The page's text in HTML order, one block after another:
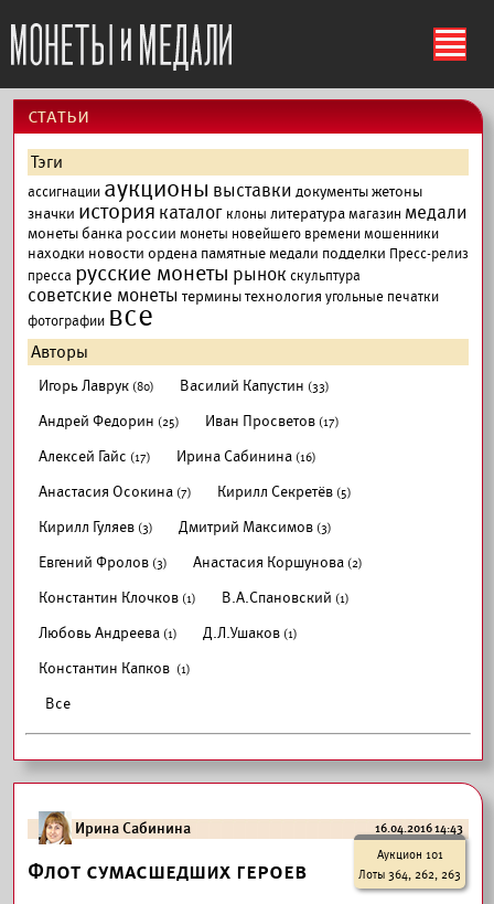
ś
cтатьи
Тэги
ассигнации аукционы выставки документыжетоны
значки история каталог клоны литературамагазин медали
монеты банка россии монеты новейшего временимошенники
находки новости ордена памятные медали подделки Пресс-релиз
пресса русские монеты рынок скульптура
советские монеты терминытехнология угольные печатки
фотографии все
Авторы
Игорь Лаврук (80) Василий Капустин (33)
Андрей Федорин (25) Иван Просветов (17)
Алексей Гайс (17) Ирина Сабинина (16)
Анастасия Осокина (7) Кирилл Секретёв (5)
Кирилл Гуляев (3) Дмитрий Максимов (3)
Евгений Фролов (3) Анастасия Коршунова (2)
Константин Клочков (1) В.А.Спановский (1)
Любовь Андреева (1) Д.Л.Ушаков (1)
Константин Капков (1)
Все
Ирина Сабинина
16.04.2016 14:43
Аукцион 101
Лоты 364, 262, 263
Флот сумасшедших героев